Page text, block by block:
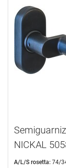
NICKAL
A/L/S rosetta: 74/